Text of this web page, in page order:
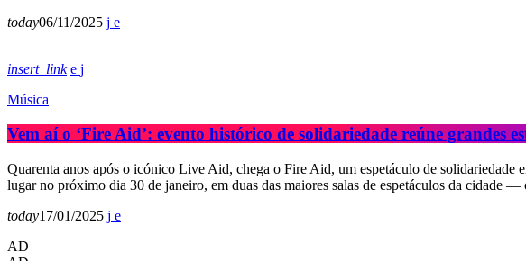
today06/11/2025
insert_link
Música
Vem aí o ‘Fire Aid’: evento histórico de solidariedade reúne grandes
Quarenta anos após o icónico Live Aid, chega o Fire Aid, um espetáculo de solidariedade
lugar no próximo dia 30 de janeiro, em duas das maiores salas de espetáculos da
today17/01/2025
AD